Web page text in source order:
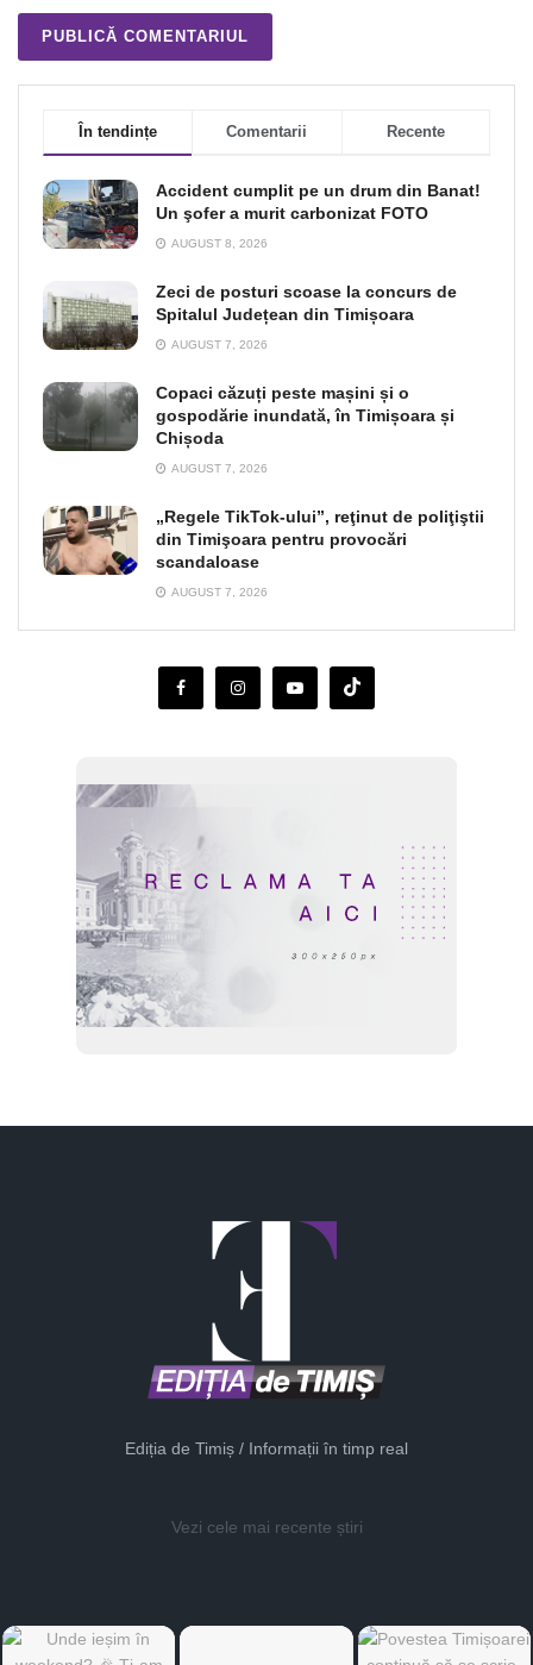
În tendințe Comentarii Recente
Accident cumplit pe un drum din Banat!
Un şofer a murit carbonizat FOTO
AUGUST 8, 2026
Zeci de posturi scoase la concurs de
Spitalul Județean din Timișoara
AUGUST 7, 2026
Copaci căzuți peste mașini și o
gospodărie inundată, în Timișoara și
Chișoda
AUGUST 7, 2026
„Regele TikTok-ului”, reţinut de poliţiştii
din Timişoara pentru provocări
scandaloase
AUGUST 7, 2026
Ediția de Timiș / Informații în timp real
Vezi cele mai recente știri